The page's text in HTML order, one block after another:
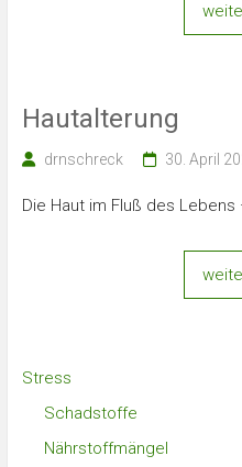
Hautalterung
drnschreck 30. April
Die Haut im Fluß des
Stress
Schadstoffe
Nährstoffmängel